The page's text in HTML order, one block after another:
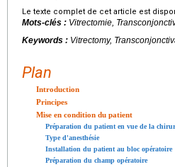
Le texte complet de cet article est
Mots-clés : Vitrectomie,
Keywords : Vitrectomy,
Plan
Introduction
Principes
Mise en condition du patient
Préparation du patient en vue de la
Type d'anesthésie
Installation du patient au bloc opératoire
Préparation du champ opératoire